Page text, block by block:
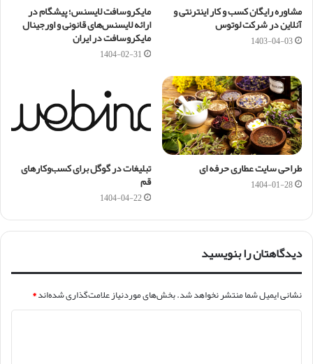
مشاوره رایگان کسب و کار اینترنتی و
آنلاین در شرکت لوتوس
1403-04-03
مایکروسافت لایسنس؛ پیشگام در
ارائه لایسنس‌های قانونی و اورجینال
مایکروسافت در ایران
1404-02-31
طراحی سایت عطاری حرفه ای
1404-01-28
تبلیغات در گوگل برای کسب‌وکارهای
قم
1404-04-22
دیدگاهتان را بنویسید
نشانی ایمیل شما منتشر نخواهد شد.بخش‌های موردنیاز علامت‌گذاری شده‌اند*